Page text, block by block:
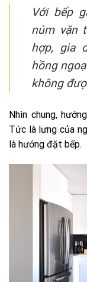
Với bếp
núm vặn
hợp, gia
hồng
không
Nhìn chung,
Tức là lưng của
là hướng đặt bếp.